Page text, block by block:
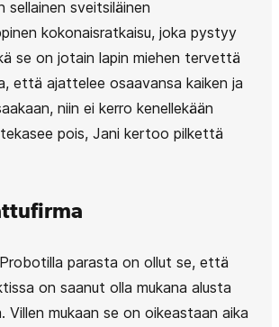
sellainen sveitsiläinen
kokonaisratkaisu, joka pystyy
se on jotain lapin miehen tervettä
että ajattelee osaavansa kaiken ja
niin ei kerro kenellekään
pois, Jani kertoo pilkettä
parasta on ollut se, että
on saanut olla mukana alusta
Villen mukaan se on oikeastaan aika